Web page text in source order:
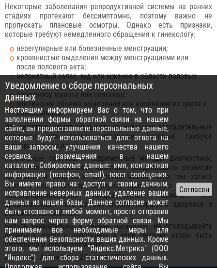
Некоторые заболевания репродуктивной системы на ранних
стадиях протекают бессимптомно, поэтому важно не
пропускать плановые осмотры. Однако есть признаки,
которые требуют немедленного обращения к гинекологу:
нерегулярные или болезненные менструации;
кровянистые выделения между менструациями или
после полового акта;
неприятный запах, зуд или жжение в области половых
органов;
боли внизу живота или пояснице;
увеличение объема выделений или изменение их цвета и
консистенции.
Эти симптомы могут указывать на инфекции, воспалительные
процессы или другие патологии, которые требуют
своевременного лечения.
Регулярные осмотры и современные методы диагностики,
такие как кольпоскопия, помогают предупредить развитие
патологий и сохранить качество жизни. Если вы хотите
сделать кольпоскопию, выберите проверенную клинику с
квалифицированными специалистами. Помните, что
профилактика – это лучший способ сохранить здоровье и
избежать осложнений.
Будьте внимательны к своему организму, не откладывайте
визиты к врачу и заботьтесь о себе сегодня, чтобы быть
уверенной в завтрашнем дне!
Источник: Антон Муха 27 марта 2025
Уведомление о сборе персональных
данных
Настоящим информируем Вас о том, что при
заполнении формы обратной связи на нашем
сайте, вы предоставляете персональные данные,
которые будут использоваться для: ответа на
ваши запросы, улучшения качества нашего
сервиса, размещения в нашем
каталоге. Собираемые данные: имя, контактная
информация (телефон, email), текст сообщения.
Вы имеете право на: доступ к своим данным,
исправление неверных данных, удаление ваших
данных из нашей базы. Данное согласие может
быть отозвано в любой момент, просто отправив
нам запрос через форму обратной связи. Мы
принимаем все необходимые меры для
обеспечения безопасности ваших данных. Кроме
этого, мы используем "Яндекс.Метрика" (ООО
"Яндекс") для сбора статистических данных.